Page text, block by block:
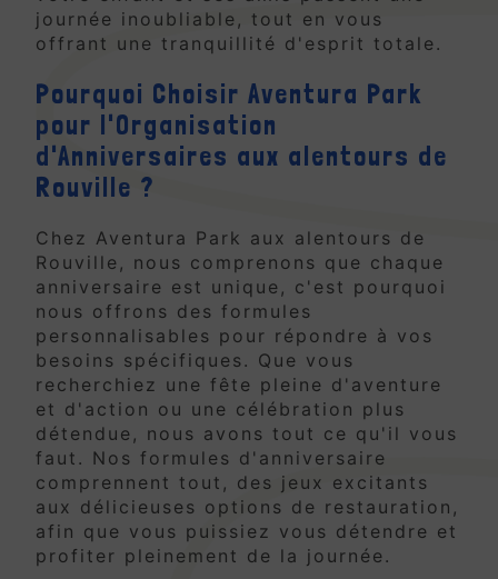
journée inoubliable, tout en vous
offrant une tranquillité d'esprit totale.
Pourquoi Choisir Aventura Park
pour l'Organisation
d'Anniversaires aux alentours de
Rouville ?
Chez Aventura Park aux alentours de
Rouville, nous comprenons que chaque
anniversaire est unique, c'est pourquoi
nous offrons des formules
personnalisables pour répondre à vos
besoins spécifiques. Que vous
recherchiez une fête pleine d'aventure
et d'action ou une célébration plus
détendue, nous avons tout ce qu'il vous
faut. Nos formules d'anniversaire
comprennent tout, des jeux excitants
aux délicieuses options de restauration,
afin que vous puissiez vous détendre et
profiter pleinement de la journée.